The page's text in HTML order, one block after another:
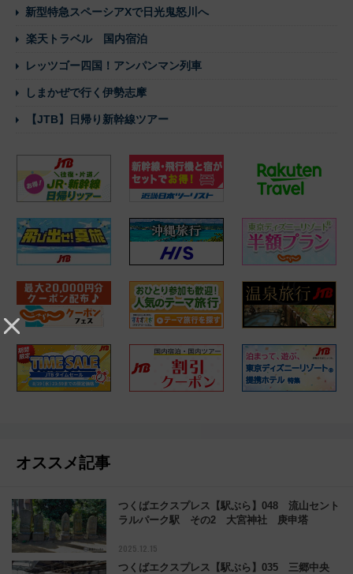
新型特急スペーシアXで日光鬼怒川へ
楽天トラベル 国内宿泊
レッツゴー四国！アンパンマン列車
しまかぜで行く伊勢志摩
【JTB】日帰り新幹線ツアー
オススメ記事
つくばエクスプレス【駅ぶら】048 流山セント
ラルパーク駅 その2 大宮神社 庚申塔
2025.12.15
つくばエクスプレス【駅ぶら】035 三郷中央